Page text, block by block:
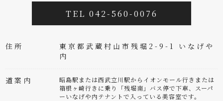
TEL 042-560-0076
住所
東京都武蔵村山市残堀2-9-1 いなげや
内
道案内
昭島駅または西武立川駅からイオンモール行きまたは
箱根ヶ崎行きに乗り「残堀南」バス停で下車、スーパ
ーいなげや内テナントで入っている美容室です。